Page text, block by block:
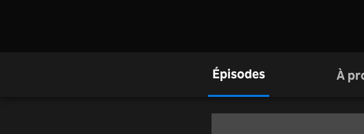
Épisodes À